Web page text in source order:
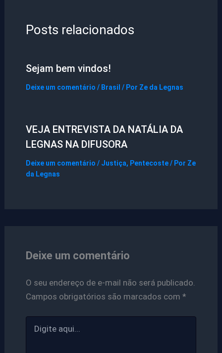
Posts relacionados
Sejam bem vindos!
Deixe um comentário / Brasil / Por Ze da Legnas
VEJA ENTREVISTA DA NATÁLIA DA
LEGNAS NA DIFUSORA
Deixe um comentário / Justiça, Pentecoste/ Por Ze
da Legnas
Deixe um comentário
O seu endereço de e-mail não será publicado.
Campos obrigatórios são marcados com *
aqui...